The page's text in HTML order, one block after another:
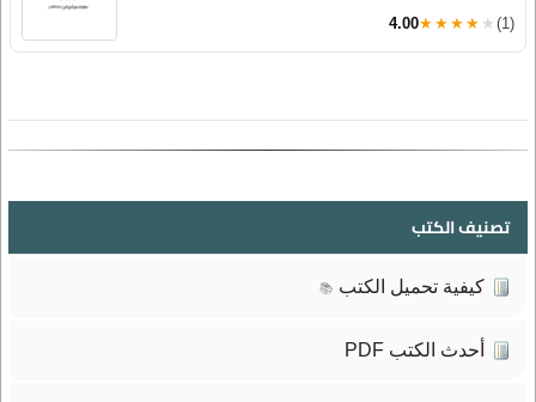
4.00★★★★★ (1)
تصنيف الكتب
كيفية تحميل الكتب 📚
أحدث الكتب PDF